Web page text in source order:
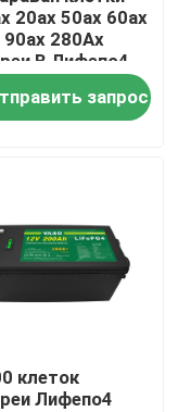
20ах 50ах 60ах
90ах 280Ах
В Лифепо4
запрос
клеток
Лифепо4